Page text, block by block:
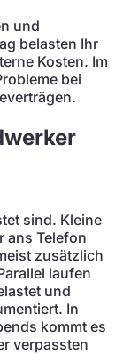
und
belasten Ihr
Kosten. Im
bei
sind. Kleine
ans Telefon
zusätzlich
laufen
und
In
kommt es
verpassten